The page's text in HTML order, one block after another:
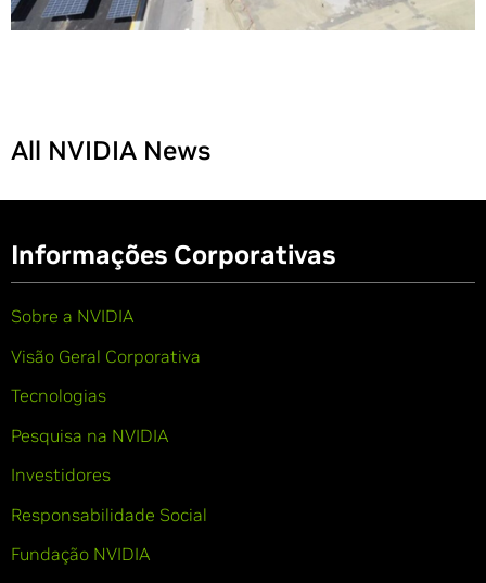
All NVIDIA News
Informações Corporativas
Sobre a NVIDIA
Visão Geral Corporativa
Tecnologias
Pesquisa na NVIDIA
Investidores
Responsabilidade Social
Fundação NVIDIA